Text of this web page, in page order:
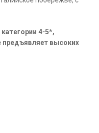
4-5*,
предъявляет высоких